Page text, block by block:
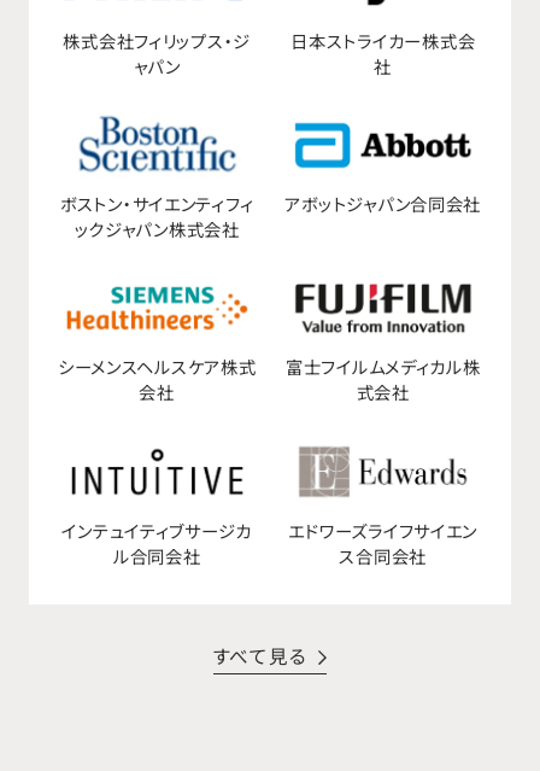
株式会社フィリップス・ジ
ャパン
日本ストライカー株式会
社
ボストン・サイエンティフィ
ックジャパン株式会社
アボットジャパン合同会社
シーメンスヘルスケア株式
会社
富士フイルムメディカル株
式会社
インテュイティブサージカ
ル合同会社
エドワーズライフサイエン
ス合同会社
すべて見る